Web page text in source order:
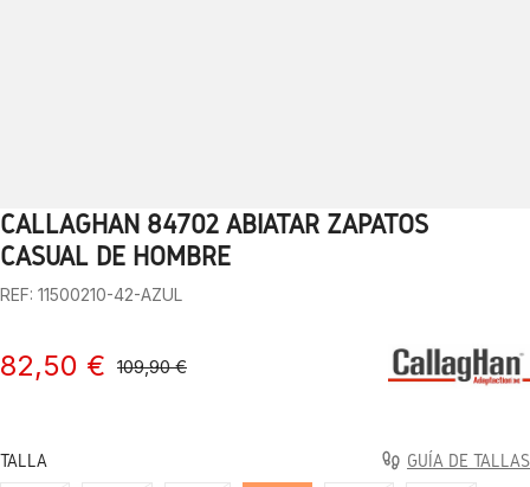
1 2 3 4 5 6 7 8 9
CALLAGHAN 84702 ABIATAR ZAPATOS
CASUAL DE HOMBRE
REF: 11500210-42-AZUL
82,50 € 109,90 €
TALLA GUÍA DE TALLAS